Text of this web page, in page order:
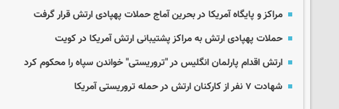
مراکز و پایگاه آمریکا در بحرین آماج حملات پهپادی ارتش قرار گرفت
حملات پهپادی ارتش به مراکز پشتیبانی ارتش آمریکا در کویت
ارتش اقدام پارلمان انگلیس در "تروریستی" خواندن سپاه را محکوم کرد
شهادت ۷ نفر از کارکنان ارتش در حمله تروریستی آمریکا